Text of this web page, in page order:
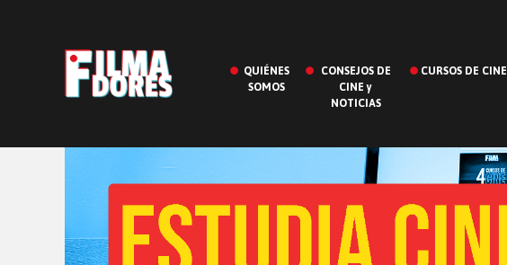
QUIÉNES
SOMOS
CONSEJOS DE
CINE y
NOTICIAS
CURSOS DE CINE